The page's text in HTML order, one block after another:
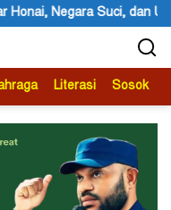
Karya Siswa dan Siswi
Literasi Sosok